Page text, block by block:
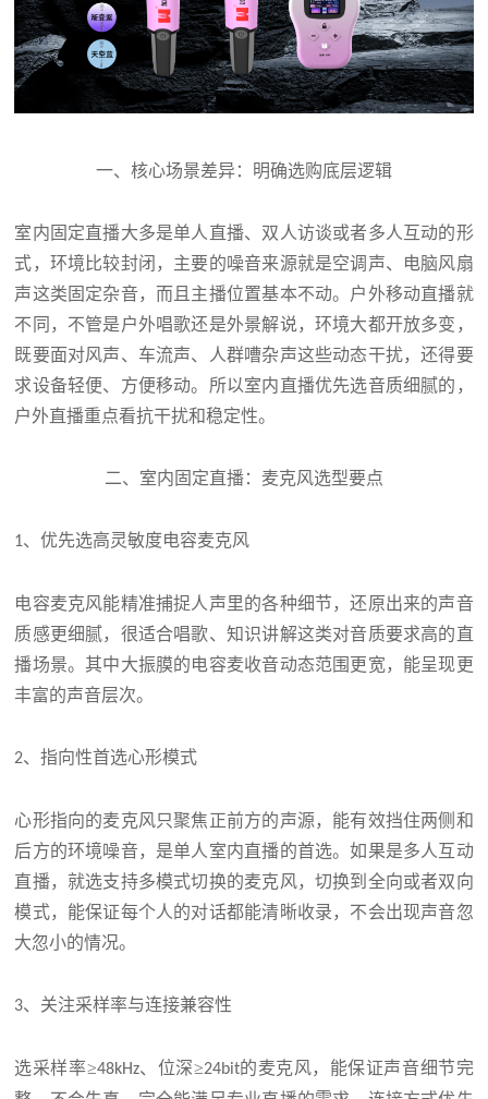
一、核心场景差异：明确选购底层逻辑
室内固定直播大多是单人直播、双人访谈或者多人互动的形
式，环境比较封闭，主要的噪音来源就是空调声、电脑风扇
声这类固定杂音，而且主播位置基本不动。户外移动直播就
不同，不管是户外唱歌还是外景解说，环境大都开放多变，
既要面对风声、车流声、人群嘈杂声这些动态干扰，还得要
求设备轻便、方便移动。所以室内直播优先选音质细腻的，
户外直播重点看抗干扰和稳定性。
二、室内固定直播：麦克风选型要点
1、优先选高灵敏度电容麦克风
电容麦克风能精准捕捉人声里的各种细节，还原出来的声音
质感更细腻，很适合唱歌、知识讲解这类对音质要求高的直
播场景。其中大振膜的电容麦收音动态范围更宽，能呈现更
丰富的声音层次。
2、指向性首选心形模式
心形指向的麦克风只聚焦正前方的声源，能有效挡住两侧和
后方的环境噪音，是单人室内直播的首选。如果是多人互动
直播，就选支持多模式切换的麦克风，切换到全向或者双向
模式，能保证每个人的对话都能清晰收录，不会出现声音忽
大忽小的情况。
3、关注采样率与连接兼容性
选采样率≥48kHz、位深≥24bit的麦克风，能保证声音细节完